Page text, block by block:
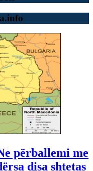
përballemi me
disa shtetas